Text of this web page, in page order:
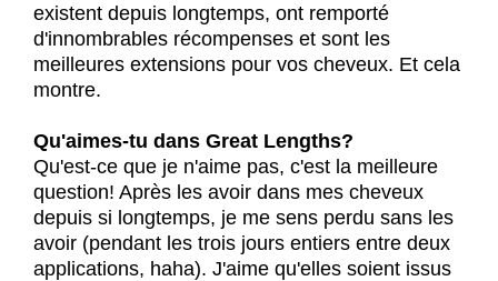
existent depuis longtemps, ont remporté
d'innombrables récompenses et sont les
meilleures extensions pour vos cheveux. Et cela
montre.
Qu'aimes-tu dans Great Lengths?
Qu'est-ce que je n'aime pas, c'est la meilleure
question! Après les avoir dans mes cheveux
depuis si longtemps, je me sens perdu sans les
avoir (pendant les trois jours entiers entre deux
applications, haha). J'aime qu'elles soient issus